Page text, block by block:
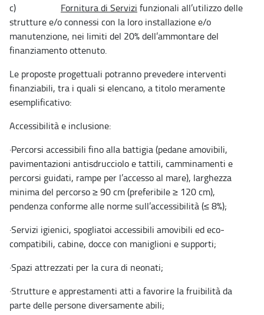
c) Fornitura di Servizi funzionali all’utilizzo delle
strutture e/o connessi con la loro installazione e/o
manutenzione, nei limiti del 20% dell’ammontare del
finanziamento ottenuto.
Le proposte progettuali potranno prevedere interventi
finanziabili, tra i quali si elencano, a titolo meramente
esemplificativo:
Accessibilità e inclusione:
·Percorsi accessibili fino alla battigia (pedane amovibili,
pavimentazioni antisdrucciolo e tattili, camminamenti e
percorsi guidati, rampe per l’accesso al mare), larghezza
minima del percorso ≥ 90 cm (preferibile ≥ 120 cm),
pendenza conforme alle norme sull’accessibilità (≤ 8%);
·Servizi igienici, spogliatoi accessibili amovibili ed eco-
compatibili, cabine, docce con maniglioni e supporti;
·Spazi attrezzati per la cura di neonati;
·Strutture e apprestamenti atti a favorire la fruibilità da
parte delle persone diversamente abili;